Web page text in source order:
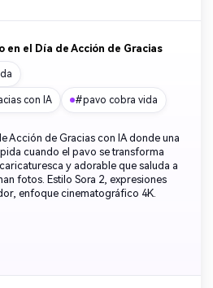
en el Día de Acción de Gracias
con IA #pavo cobra vida
Acción de Gracias con IA donde una
cuando el pavo se transforma
y adorable que saluda a
fotos. Estilo Sora 2, expresiones
enfoque cinematográfico 4K.